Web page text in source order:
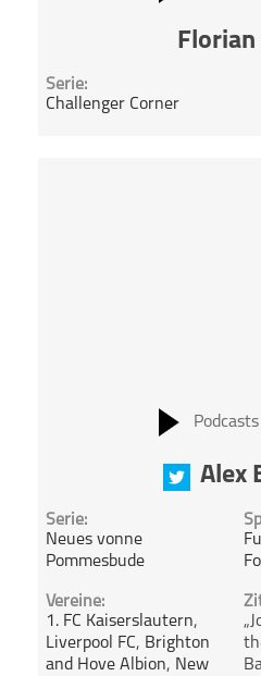
Florian
Serie:
Challenger Corner
Alex
Serie:
Neues vonne
Pommesbude
Vereine:
1. FC Kaiserslautern,
Liverpool FC, Brighton
and Hove Albion, New